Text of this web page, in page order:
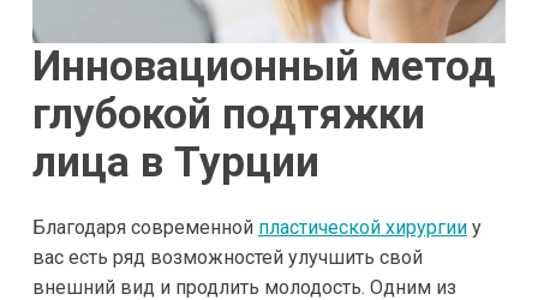
Инновационный метод
глубокой подтяжки
лица в Турции
Благодаря современной пластической хирургииу
вас есть ряд возможностей улучшить свой
внешний вид и продлить молодость. Одним из